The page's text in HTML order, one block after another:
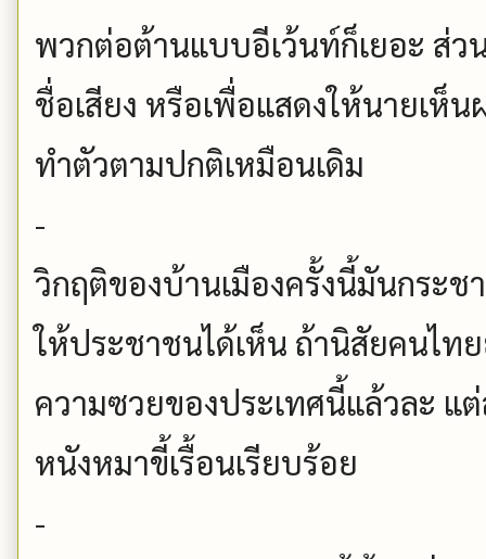
พวกต่อต้านแบบอีเว้นท์ก็เยอะ ส่ว
ชื่อเสียง หรือเพื่อแสดงให้นายเห็
ทำตัวตามปกติเหมือนเดิม
-
วิกฤติของบ้านเมืองครั้งนี้มันกระช
ให้ประชาชนได้เห็น ถ้านิสัยคนไท
ความซวยของประเทศนี้แล้วละ
หนังหมาขี้เรื้อนเรียบร้อย
-